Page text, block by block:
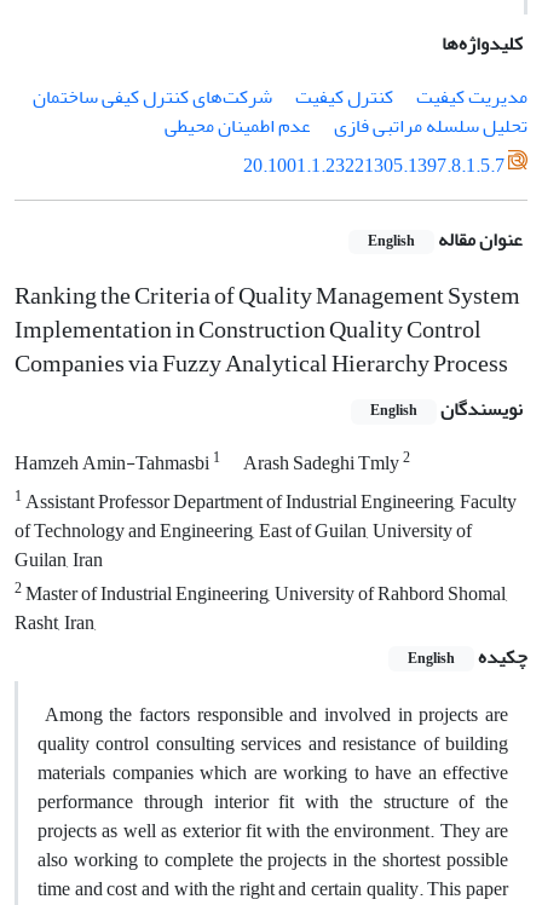
کلیدواژه‌ها
مدیریت کیفیت
کنترل کیفیت
شرکت‌های کنترل کیفی ساختمان
تحلیل سلسله مراتبی فازی
عدم اطمینان محیطی
20.1001.1.23221305.1397.8.1.5.7
عنوان مقاله English
Ranking the Criteria of Quality Management System
Implementation in Construction Quality Control
Companies via Fuzzy Analytical Hierarchy Process
نویسندگان English
Hamzeh Amin-Tahmasbi1 Arash Sadeghi Tmly2
1Assistant Professor Department of Industrial Engineering, Faculty
of Technology and Engineering, East of Guilan, University of
Guilan, Iran
2Master of Industrial Engineering, University of Rahbord Shomal,
Rasht, Iran,
چکیده
English
Among the factors responsible and involved in projects are
quality control consulting services and resistance of building
materials companies which are working to have an effective
performance through interior fit with the structure of the
projects as well as exterior fit with the environment. They are
also working to complete the projects in the shortest possible
time and cost and with the right and certain quality. This paper